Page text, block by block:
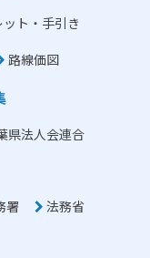
ト・手引き
路線価図
県法人会連合
署
法務省